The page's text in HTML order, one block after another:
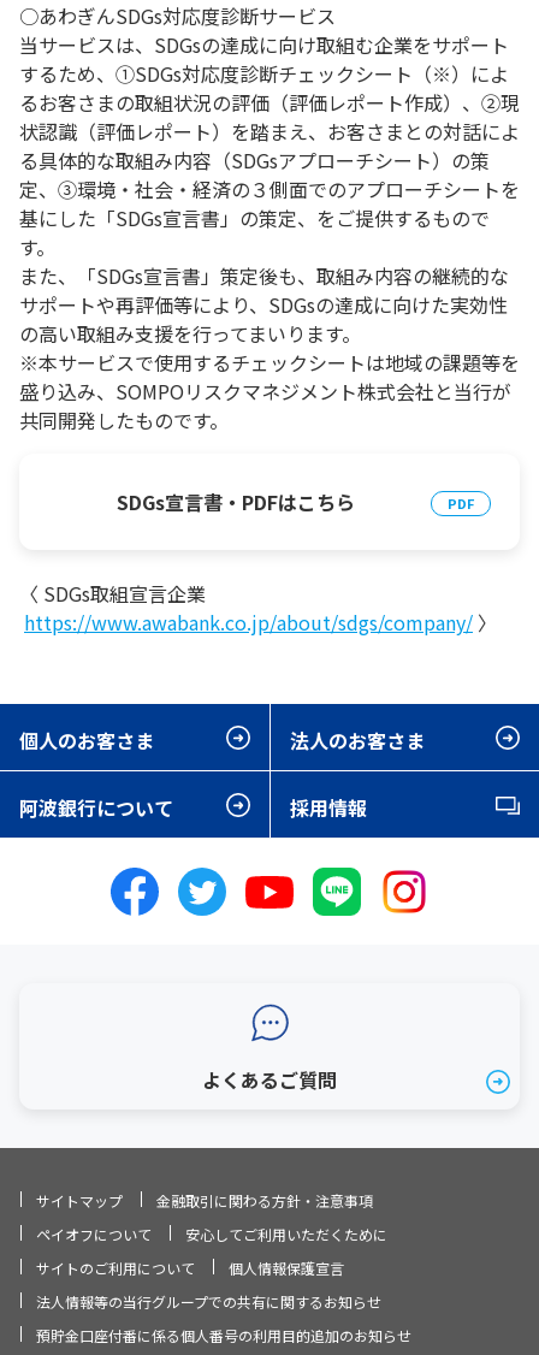
○あわぎんSDGs対応度診断サービス
当サービスは、SDGsの達成に向け取組む企業をサポート
するため、①SDGs対応度診断チェックシート（※）によ
るお客さまの取組状況の評価（評価レポート作成）、②現
状認識（評価レポート）を踏まえ、お客さまとの対話によ
る具体的な取組み内容（SDGsアプローチシート）の策
定、③環境・社会・経済の３側面でのアプローチシートを
基にした「SDGs宣言書」の策定、をご提供するもので
す。
また、「SDGs宣言書」策定後も、取組み内容の継続的な
サポートや再評価等により、SDGsの達成に向けた実効性
の高い取組み支援を行ってまいります。
※本サービスで使用するチェックシートは地域の課題等を
盛り込み、SOMPOリスクマネジメント株式会社と当行が
共同開発したものです。
SDGs宣言書・PDFはこちら
〈 SDGs取組宣言企業
https://www.awabank.co.jp/about/sdgs/company/ 〉
個人のお客さま 法人のお客さま
阿波銀行について 採用情報
よくあるご質問
サイトマップ
金融取引に関わる方針・注意事項
ペイオフについて
安心してご利用いただくために
サイトのご利用について
個人情報保護宣言
法人情報等の当行グループでの共有に関するお知らせ
預貯金口座付番に係る個人番号の利用目的追加のお知らせ